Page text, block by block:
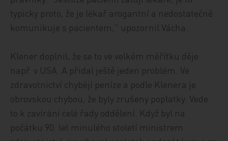
typicky proto, že je lékař arogantní a nedostatečně
komunikuje s pacientem," upozornil Vácha.
Klener doplnil, že se to ve velkém měřítku děje
např. v USA. A přidal ještě jeden problém. Ve
zdravotnictví chybějí peníze a podle Klenera je
obrovskou chybou, že byly zrušeny poplatky. Vede
to k zavírání celé řady oddělení. Když byl na
počátku 90. let minulého století ministrem